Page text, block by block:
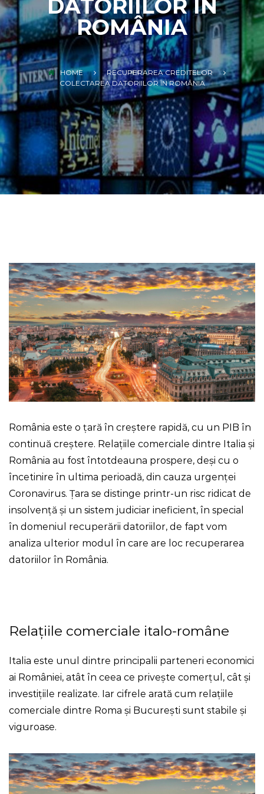
DATORIILOR ÎN
ROMÂNIA
HOME
RECUPERAREA CREDITELOR
COLECTAREA DATORIILOR ÎN ROMÂNIA
România este o țară în creștere rapidă, cu un PIB în
continuă creștere. Relațiile comerciale dintre Italia și
România au fost întotdeauna prospere, deși cu o
încetinire în ultima perioadă, din cauza urgenței
Coronavirus. Țara se distinge printr-un risc ridicat de
insolvență și un sistem judiciar ineficient, în special
în domeniul recuperării datoriilor, de fapt vom
analiza ulterior modul în care are loc recuperarea
datoriilor în România.
Relațiile comerciale italo-române
Italia este unul dintre principalii parteneri economici
ai României, atât în ​​ceea ce privește comerțul, cât și
investițiile realizate. Iar cifrele arată cum relațiile
comerciale dintre Roma și București sunt stabile și
viguroase.